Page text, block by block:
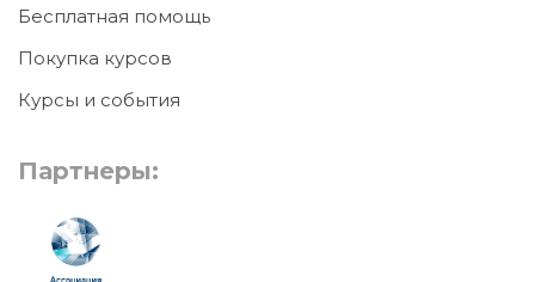
Бесплатная помощь
Покупка курсов
Курсы и события
Партнеры: